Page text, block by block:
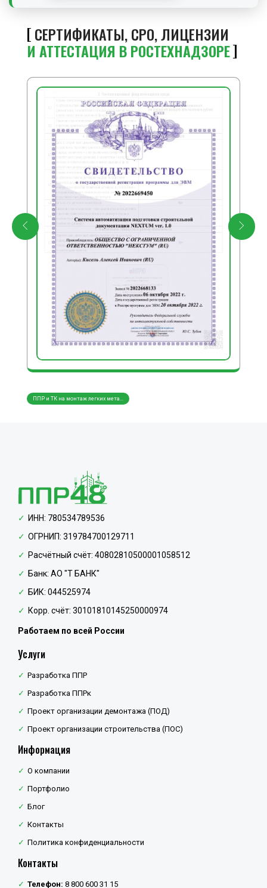
СЕРТИФИКАТЫ, СРО, ЛИЦЕНЗИИ
И АТТЕСТАЦИЯ В РОСТЕХНАДЗОРЕ
ППР и ТК на монтаж легких мета...
ППР и ТК на монтаж трубопровод...
ИНН: 780534789536
ОГРНИП: 319784700129711
Расчётный счёт: 40802810500001058512
Банк: АО "Т БАНК"
БИК: 044525974
Корр. счёт: 30101810145250000974
Работаем по всей России
Услуги
Разработка ППР
Разработка ППРк
Проект организации демонтажа (ПОД)
Проект организации строительства (ПОС)
Информация
О компании
Портфолио
Блог
Контакты
Политика конфиденциальности
Контакты
Телефон: 8 800 600 31 15